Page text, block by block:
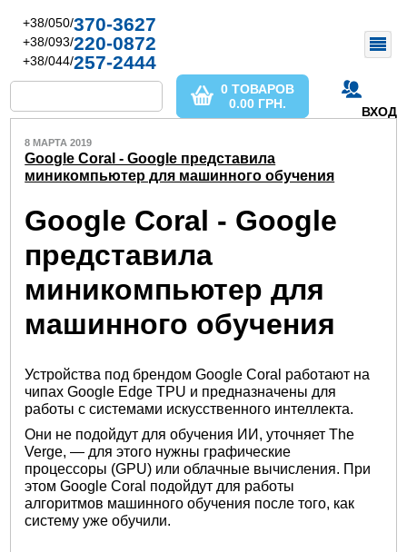
+38/050/370-3627
+38/093/220-0872
+38/044/257-2444
ВХОД
0 ТОВАРОВ
0.00 ГРН.
8 МАРТА 2019
Google Coral - Google представила
миникомпьютер для машинного обучения
Google Coral - Google
представила
миникомпьютер для
машинного обучения
Устройства под брендом Google Coral работают на
чипах Google Edge TPU и предназначены для
работы с системами искусственного интеллекта.
Они не подойдут для обучения ИИ, уточняет The
Verge, — для этого нужны графические
процессоры (GPU) или облачные вычисления. При
этом Google Coral подойдут для работы
алгоритмов машинного обучения после того, как
систему уже обучили.